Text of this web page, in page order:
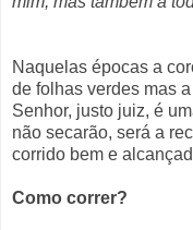
Naquelas épocas a
de folhas verdes mas
Senhor, justo juiz, é
não secarão, será a
corrido bem e
Como correr?